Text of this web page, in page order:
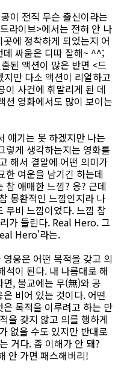
이 전직 무슨 출신이라는
라이브>에서는 전혀 안 나
에 정착하게 되었는지 어
데 싸움은 디따 잘해~ ^^;
된 액션이 많은 반면 <드
만 다소 액션이 리얼하고
이 사건에 휘말리게 된 데
션 영화에서도 많이 보이는
얘기는 못 하겠지만 나는
렇게 생각하는지는 영화를
해서 결말에 어떤 의미가
한 여운을 남기긴 하는데
참 애매한 느낌? 응? 근데
몽환적인 느낌인지라 나
무비 느낌이었다. 느낌 참
가 들린다. Real Hero. 그
Hero'라는.
웅은 어떤 목적을 갖고 의
석이 된다. 내 나름대로 해
, 불교에는 무(無)와 공
비어 있는 것이다. 어떤
목적을 이루려고 하는 만
을 갖지 않고 의를 행하게
없을 수도 있지만 반대로
거다. 좀 이해가 안 돼?
안 가면 패스해버리!